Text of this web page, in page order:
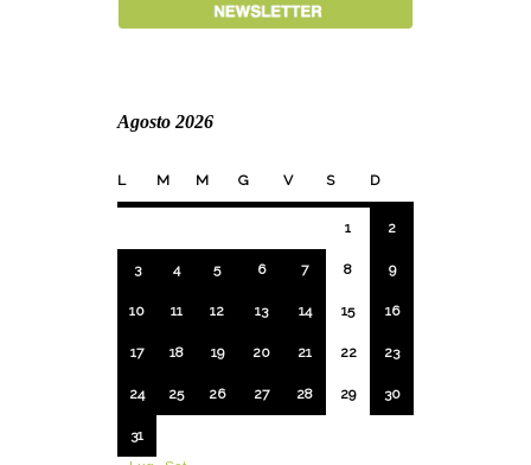
Agosto 2026
L M M G V S D
1 2
3 4 5 6 7 8 9
10 11 12 13 14 15 16
17 18 19 20 21 22 23
24 25 26 27 28 29 30
31